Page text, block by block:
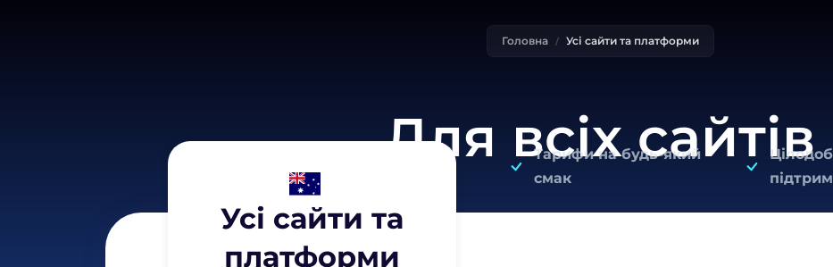
Головна Усі сайти та платформи
Для всіх сайтів
Тарифи на будь-який
смак
Усі сайти та
платформи